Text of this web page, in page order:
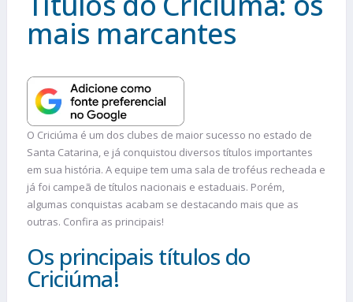
mais marcantes
O Criciúma é um dos clubes de maior sucesso no estado de
Santa Catarina, e já conquistou diversos títulos importantes
em sua história. A equipe tem uma sala de troféus recheada e
já foi campeã de títulos nacionais e estaduais. Porém,
algumas conquistas acabam se destacando mais que as
outras. Confira as principais!
Os principais títulos do
Criciúma!